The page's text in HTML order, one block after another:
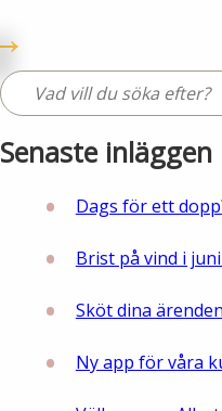
Öppettider
Faktura och betalning
Konsumenträttigheter
Energispartips
Om oss
Kontakta oss
Produktion
Senaste inläggen
Dags för ett
Brist på vind i
Sköt dina
Ny app för våra